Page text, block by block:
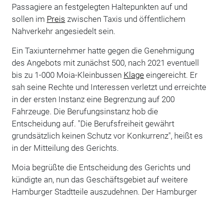
Passagiere an festgelegten Haltepunkten auf und
sollen im Preis zwischen Taxis und öffentlichem
Nahverkehr angesiedelt sein.
Ein Taxiunternehmer hatte gegen die Genehmigung
des Angebots mit zunächst 500, nach 2021 eventuell
bis zu 1-000 Moia-Kleinbussen Klageeingereicht. Er
sah seine Rechte und Interessen verletzt und erreichte
in der ersten Instanz eine Begrenzung auf 200
Fahrzeuge. Die Berufungsinstanz hob die
Entscheidung auf. "Die Berufsfreiheit gewährt
grundsätzlich keinen Schutz vor Konkurrenz", heißt es
in der Mitteilung des Gerichts.
Moia begrüßte die Entscheidung des Gerichts und
kündigte an, nun das Geschäftsgebiet auf weitere
Hamburger Stadtteile auszudehnen. Der Hamburger